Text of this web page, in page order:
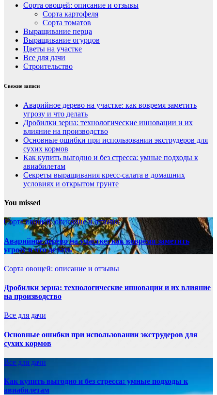
Сорта овощей: описание и отзывы
Сорта картофеля
Сорта томатов
Выращивание перца
Выращивание огурцов
Цветы на участке
Все для дачи
Строительство
Свежие записи
Аварийное дерево на участке: как вовремя заметить
угрозу и что делать
Дробилки зерна: технологические инновации и их
влияние на производство
Основные ошибки при использовании экструдеров для
сухих кормов
Как купить выгодно и без стресса: умные подходы к
авиабилетам
Секреты выращивания кресс-салата в домашних
условиях и открытом грунте
You missed
Сорта овощей: описание и отзывы
Аварийное дерево на участке: как вовремя заметить
угрозу и что делать
Сорта овощей: описание и отзывы
Дробилки зерна: технологические инновации и их влияние
на производство
Все для дачи
Основные ошибки при использовании экструдеров для
сухих кормов
Все для дачи
Как купить выгодно и без стресса: умные подходы к
авиабилетам